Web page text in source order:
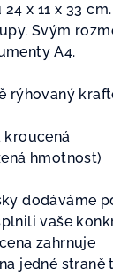
x 11 x 33
Svým
A4.
rýhovaný
kroucená
hmotnost)
dodáváme
vaše
zahrnuje
jedné straně